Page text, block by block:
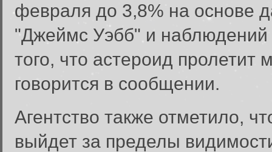
февраля до 3,8% на основе
"Джеймс Уэбб" и наблюдений
того, что астероид
говорится в сообщении.
Агентство также отметило,
выйдет за пределы